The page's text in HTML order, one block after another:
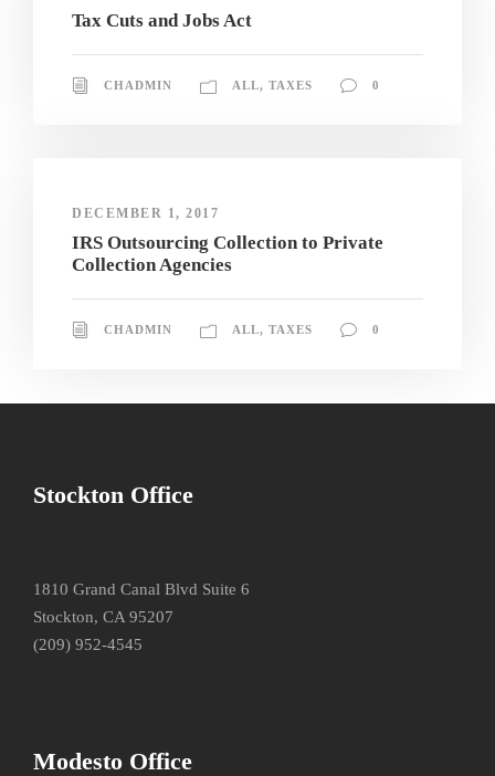
Tax Cuts and Jobs Act
CHADMIN ALL, TAXES 0
DECEMBER 1, 2017
IRS Outsourcing Collection to Private
Collection Agencies
CHADMIN ALL, TAXES 0
Stockton Office
1810 Grand Canal Blvd Suite 6
Stockton, CA 95207
(209) 952-4545
Modesto Office